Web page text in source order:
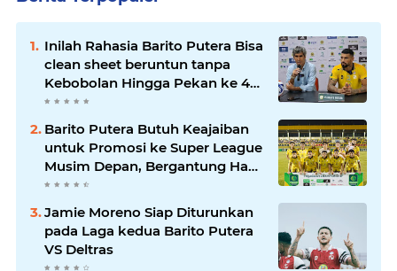
Inilah Rahasia Barito Putera Bisa
clean sheet beruntun tanpa
Kebobolan Hingga Pekan ke 4
Liga 2
Barito Putera Butuh Keajaiban
untuk Promosi ke Super League
Musim Depan, Bergantung Hasil
PSS Sleman
Jamie Moreno Siap Diturunkan
pada Laga kedua Barito Putera
VS Deltras